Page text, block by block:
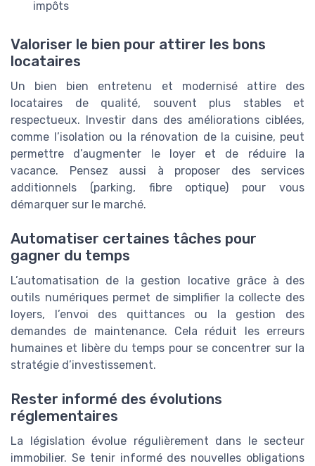
impôts
Valoriser le bien pour attirer les bons
locataires
Un bien bien entretenu et modernisé attire des
locataires de qualité, souvent plus stables et
respectueux. Investir dans des améliorations ciblées,
comme l’isolation ou la rénovation de la cuisine, peut
permettre d’augmenter le loyer et de réduire la
vacance. Pensez aussi à proposer des services
additionnels (parking, fibre optique) pour vous
démarquer sur le marché.
Automatiser certaines tâches pour
gagner du temps
L’automatisation de la gestion locative grâce à des
outils numériques permet de simplifier la collecte des
loyers, l’envoi des quittances ou la gestion des
demandes de maintenance. Cela réduit les erreurs
humaines et libère du temps pour se concentrer sur la
stratégie d’investissement.
Rester informé des évolutions
réglementaires
La législation évolue régulièrement dans le secteur
immobilier. Se tenir informé des nouvelles obligations